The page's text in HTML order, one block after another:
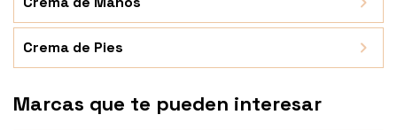
Crema de Pies
Marcas que te pueden interesar